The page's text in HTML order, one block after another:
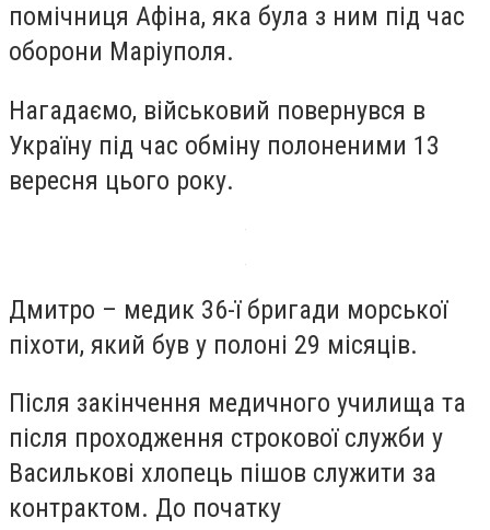
помічниця Афіна, яка була з ним під час
оборони Маріуполя.
Нагадаємо, військовий повернувся в
Україну під час обміну полоненими 13
вересня цього року.
Дмитро – медик 36-ї бригади морської
піхоти, який був у полоні 29 місяців.
Після закінчення медичного училища та
після проходження строкової служби у
Василькові хлопець пішов служити за
контрактом. До початку